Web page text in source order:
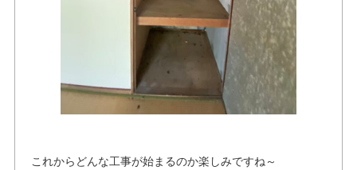
これからどんな工事が始まるのか楽しみですね～